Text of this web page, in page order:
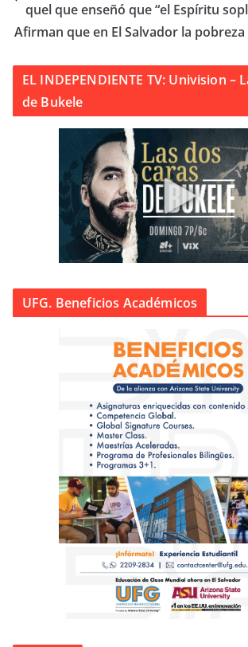
quel que enseñó que “el Espíritu
Afirman que en El Salvador la
EL INDEPENDIENTE TV: Univision –
de Bukele
UFG. Beneficios Académicos